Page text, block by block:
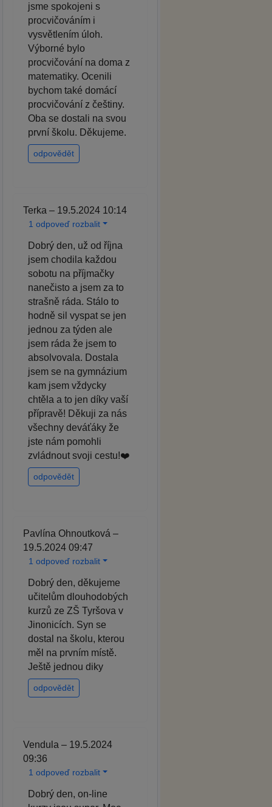
jsme spokojeni s
procvičováním i
vysvětlením úloh.
Výborné bylo
procvičování na doma z
matematiky. Ocenili
bychom také domácí
procvičování z češtiny.
Oba se dostali na svou
první školu. Děkujeme.
odpovědět
Terka – 19.5.2024 10:14
1 odpoveď rozbalit
Dobrý den, už od října
jsem chodila každou
sobotu na příjmačky
nanečisto a jsem za to
strašně ráda. Stálo to
hodně sil vyspat se jen
jednou za týden ale
jsem ráda že jsem to
absolvovala. Dostala
jsem se na gymnázium
kam jsem vždycky
chtěla a to jen díky vaší
přípravě! Děkuji za nás
všechny deváťáky že
jste nám pomohli
zvládnout svoji cestu!❤️
odpovědět
Pavlína Ohnoutková –
19.5.2024 09:47
1 odpoveď rozbalit
Dobrý den, děkujeme
učitelům dlouhodobých
kurzů ze ZŠ Tyršova v
Jinonicích. Syn se
dostal na školu, kterou
měl na prvním místě.
Ještě jednou diky
odpovědět
Vendula – 19.5.2024
09:36
1 odpoveď rozbalit
Dobrý den, on-line